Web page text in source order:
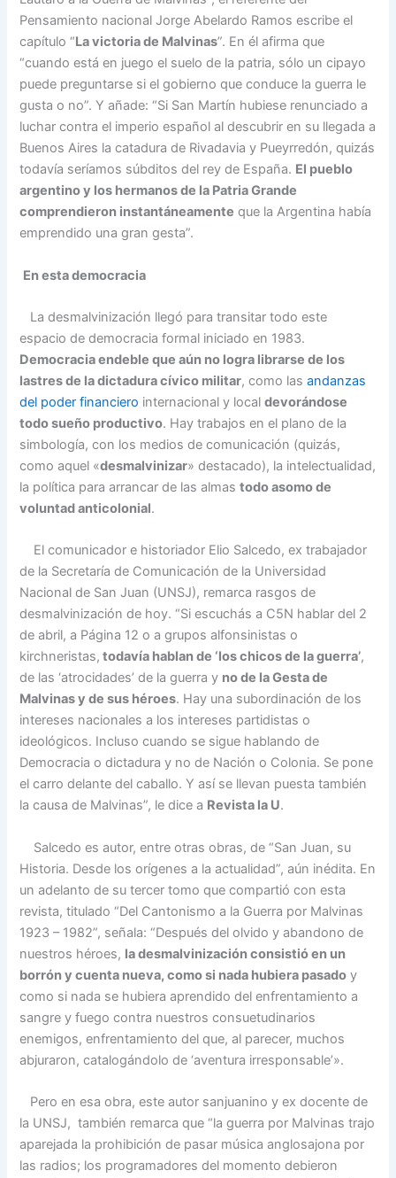
Pensamiento nacional Jorge Abelardo Ramos escribe el
capítulo “La victoria de Malvinas”. En él afirma que
“cuando está en juego el suelo de la patria, sólo un cipayo
puede preguntarse si el gobierno que conduce la guerra le
gusta o no”. Y añade: “Si San Martín hubiese renunciado a
luchar contra el imperio español al descubrir en su llegada a
Buenos Aires la catadura de Rivadavia y Pueyrredón, quizás
todavía seríamos súbditos del rey de España. El pueblo
argentino y los hermanos de la Patria Grande
comprendieron instantáneamente que la Argentina había
emprendido una gran gesta”.
En esta democracia
La desmalvinización llegó para transitar todo este
espacio de democracia formal iniciado en 1983.
Democracia endeble que aún no logra librarse de los
lastres de la dictadura cívico militar, como lasandanzas
del poder financiero internacional y localdevorándose
todo sueño productivo. Hay trabajos en el plano de la
simbología, con los medios de comunicación (quizás,
como aquel «desmalvinizar» destacado), la intelectualidad,
la política para arrancar de las almastodo asomo de
voluntad anticolonial.
El comunicador e historiador Elio Salcedo, ex trabajador
de la Secretaría de Comunicación de la Universidad
Nacional de San Juan (UNSJ), remarca rasgos de
desmalvinización de hoy. “Si escuchás a C5N hablar del 2
de abril, a Página 12 o a grupos alfonsinistas o
kirchneristas, todavía hablan de ‘los chicos de la guerra’,
de las ‘atrocidades’ de la guerra y no de la Gesta de
Malvinas y de sus héroes. Hay una subordinación de los
intereses nacionales a los intereses partidistas o
ideológicos. Incluso cuando se sigue hablando de
Democracia o dictadura y no de Nación o Colonia. Se pone
el carro delante del caballo. Y así se llevan puesta también
la causa de Malvinas”, le dice a Revista la U.
Salcedo es autor, entre otras obras, de “San Juan, su
Historia. Desde los orígenes a la actualidad”, aún inédita. En
un adelanto de su tercer tomo que compartió con esta
revista, titulado “Del Cantonismo a la Guerra por Malvinas
1923 – 1982”, señala: “Después del olvido y abandono de
nuestros héroes, la desmalvinización consistió en un
borrón y cuenta nueva, como si nada hubiera pasado y
como si nada se hubiera aprendido del enfrentamiento a
sangre y fuego contra nuestros consuetudinarios
enemigos, enfrentamiento del que, al parecer, muchos
abjuraron, catalogándolo de ‘aventura irresponsable’».
Pero en esa obra, este autor sanjuanino y ex docente de
la UNSJ, también remarca que “la guerra por Malvinas trajo
aparejada la prohibición de pasar música anglosajona por
las radios; los programadores del momento debieron